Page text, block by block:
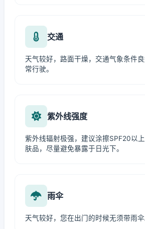
交通
天气较好，路面干燥，交通气象条件
常行驶。
紫外线强度
紫外线辐射极强，建议涂擦SPF20以
肤品，尽量避免暴露于日光下。
雨伞
天气较好，您在出门的时候无须带雨伞